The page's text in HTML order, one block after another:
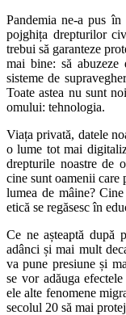
Pandemia ne-a pus
pojghița drepturilor
trebui să garanteze
mai bine: să abuzeze
sisteme de
Toate astea nu sunt
omului: tehnologia.
Viața privată, datele
o lume tot mai
drepturile noastre de
cine sunt oamenii care
lumea de mâine?
etică se regăsesc în
Ce ne așteaptă după
adânci și mai mult
va pune presiune și
se vor adăuga
ele alte fenomene
secolul 20 să mai